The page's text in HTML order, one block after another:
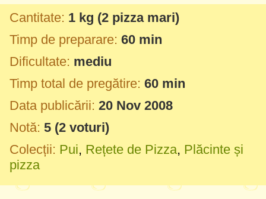
Cantitate: 1 kg (2 pizza mari)
Timp de preparare: 60 min
Dificultate: mediu
Timp total de pregătire: 60 min
Data publicării: 20 Nov 2008
Notă: 5 (2 voturi)
Colecții: Pui, Rețete de Pizza, Plăcinte și
pizza